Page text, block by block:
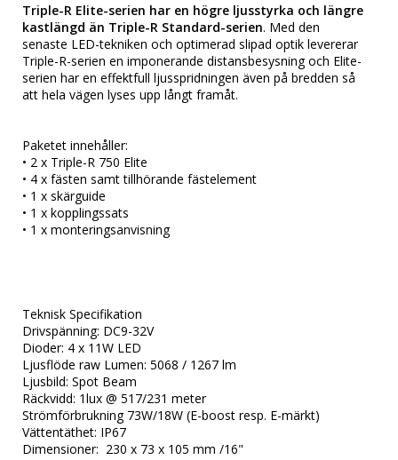
Triple-R Elite-serien har en högre ljusstyrka och längre
kastlängd än Triple-R Standard-serien. Med den
senaste LED-tekniken och optimerad slipad optik levererar
Triple-R-serien en imponerande distansbesysning och Elite-
serien har en effektfull ljusspridningen även på bredden så
att hela vägen lyses upp långt framåt.
Paketet innehåller:
• 2 x Triple-R 750 Elite
• 4 x fästen samt tillhörande fästelement
• 1 x skärguide
• 1 x kopplingssats
• 1 x monteringsanvisning
Teknisk Specifikation
Drivspänning: DC9-32V
Dioder: 4 x 11W LED
Ljusflöde raw Lumen: 5068 / 1267 lm
Ljusbild: Spot Beam
Räckvidd: 1lux @ 517/231 meter
Strömförbrukning 73W/18W (E-boost resp. E-märkt)
Vättentäthet: IP67
Dimensioner: 230 x 73 x 105 mm /16"